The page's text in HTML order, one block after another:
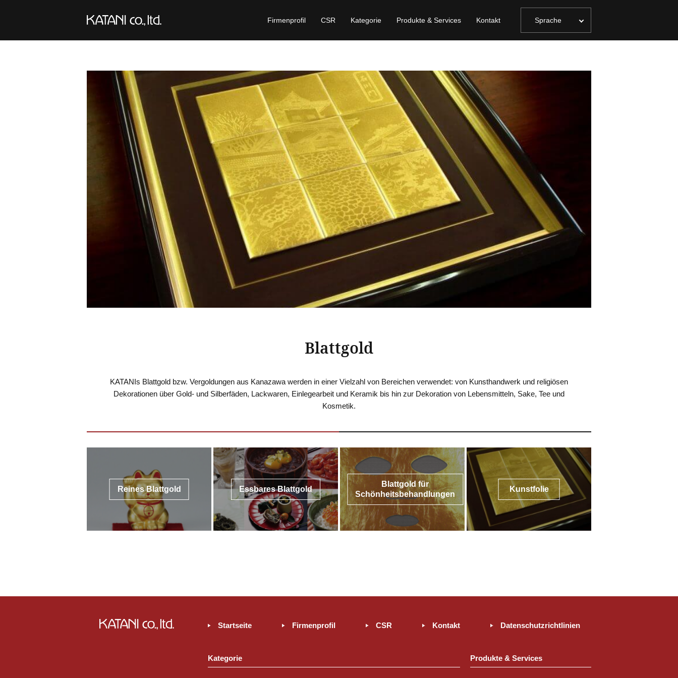
Firmenprofil CSR Kategorie Produkte & Services Kontakt Sprache
Blattgold
KATANIs Blattgold bzw. Vergoldungen aus Kanazawa werden in einer Vielzahl von Bereichen verwendet: von Kunsthandwerk und religiösen
Dekorationen über Gold- und Silberfäden, Lackwaren, Einlegearbeit und Keramik bis hin zur Dekoration von Lebensmitteln, Sake, Tee und
Kosmetik.
Reines Blattgold Essbares Blattgold
Blattgold für
Schönheitsbehandlungen
Kunstfolie
Startseite Firmenprofil CSR Kontakt Datenschutzrichtlinien
Kategorie Produkte & Services